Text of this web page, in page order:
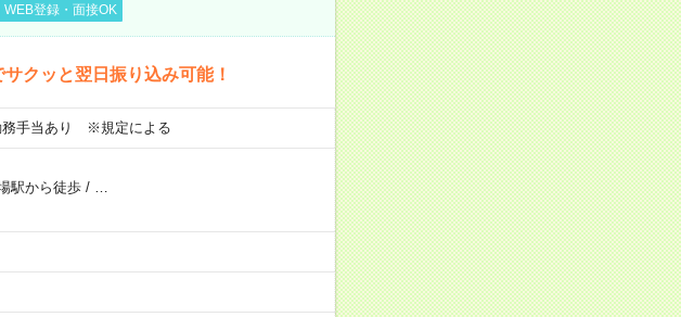
WEB登録・面接OK
クッと翌日振り込み可能！
手当あり ※規定による
駅から徒歩/